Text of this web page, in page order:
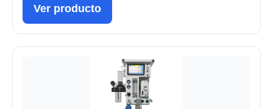
Ver producto